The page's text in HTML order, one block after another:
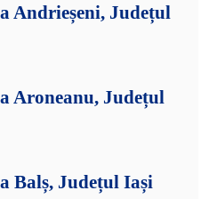
Andrieșeni, Județul
Aroneanu, Județul
Balș, Județul Iași